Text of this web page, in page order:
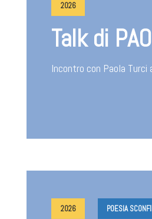
2026
Talk di
Incontro con Paola Turci
2026 POESIA